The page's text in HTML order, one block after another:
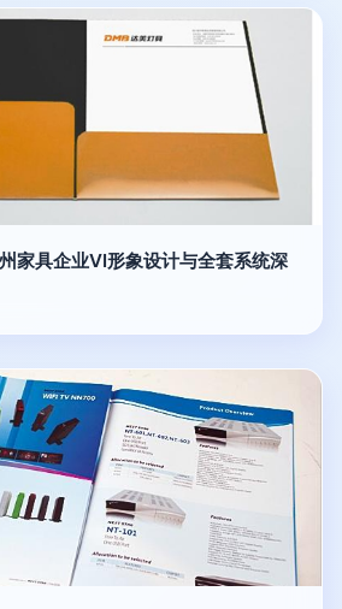
家具企业VI形象设计与全套系统深